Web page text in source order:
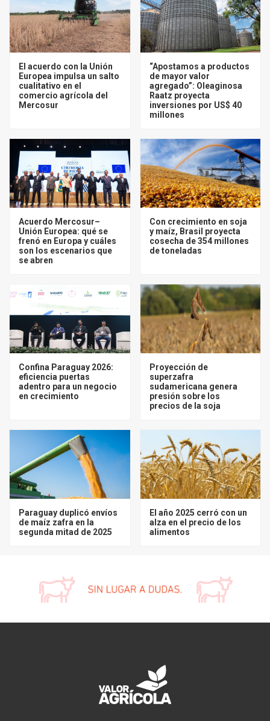
El acuerdo con la Unión
Europea impulsa un salto
cualitativo en el
comercio agrícola del
Mercosur
“Apostamos a productos
de mayor valor
agregado”: Oleaginosa
Raatz proyecta
inversiones por US$ 40
millones
Acuerdo Mercosur–
Unión Europea: qué se
frenó en Europa y cuáles
son los escenarios que
se abren
Con crecimiento en soja
y maíz, Brasil proyecta
cosecha de 354 millones
de toneladas
Confina Paraguay 2026:
eficiencia puertas
adentro para un negocio
en crecimiento
Proyección de
superzafra
sudamericana genera
presión sobre los
precios de la soja
Paraguay duplicó envíos
de maíz zafra en la
segunda mitad de 2025
El año 2025 cerró con un
alza en el precio de los
alimentos